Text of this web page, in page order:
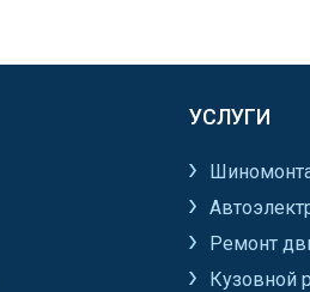
УСЛУГИ
Ремонт
Кузовной